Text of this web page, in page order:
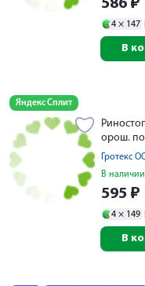
586 ₽
4 × 147
В
Яндекс Сплит
орош.
Гротекс
В наличии
595 ₽
4 × 149
В